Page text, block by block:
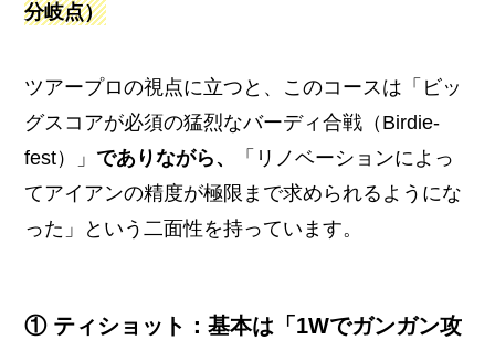
分岐点）
ツアープロの視点に立つと、このコースは「ビッ
グスコアが必須の猛烈なバーディ合戦（Birdie-
fest）」 でありながら、
「リノベーションによっ
てアイアンの精度が極限まで求められるようにな
った」という二面性を持っています。
① ティショット：基本は「1Wでガンガン攻